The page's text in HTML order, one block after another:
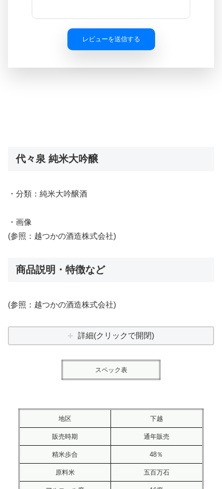
レビューを送信する
代々泉 純米大吟醸
・分類：純米大吟醸酒
・画像
(参照：越つかの酒造株式会社)
商品説明・特徴など
(参照：越つかの酒造株式会社)
詳細(クリックで開閉)
スペック表
地区 下越
販売時期 通年販売
精米歩合 48％
原料米 五百万石